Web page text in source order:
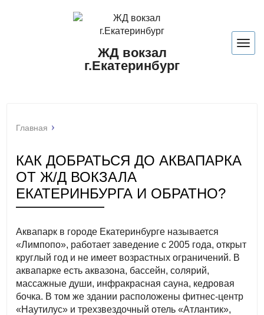
ЖД вокзал
г.Екатеринбург
Главная
КАК ДОБРАТЬСЯ ДО АКВАПАРКА
ОТ Ж/Д ВОКЗАЛА
ЕКАТЕРИНБУРГА И ОБРАТНО?
Аквапарк в городе Екатеринбурге называется
«Лимпопо», работает заведение с 2005 года, открыт
круглый год и не имеет возрастных ограничений. В
аквапарке есть аквазона, бассейн, солярий,
массажные души, инфракрасная сауна, кедровая
бочка. В том же здании расположены фитнес-центр
«Наутилус» и трехзвездочный отель «Атлантик»,